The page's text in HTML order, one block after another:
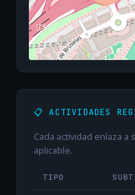
📋 ACTIVIDADES
Cada actividad enlaza a
aplicable.
TIPO